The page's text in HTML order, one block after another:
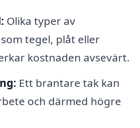
Olika typer av
tegel, plåt eller
kostnaden avsevärt.
Ett brantare tak kan
och därmed högre